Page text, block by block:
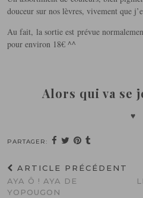
douceur sur nos lèvres, vivement que
Au fait, la sortie est prévue
pour environ 18€ ^^
Alors qui va se
♥
PARTAGER:
ARTICLE PRÉCÉDENT
AYA Ô ! AYA DE
YOPOUGON